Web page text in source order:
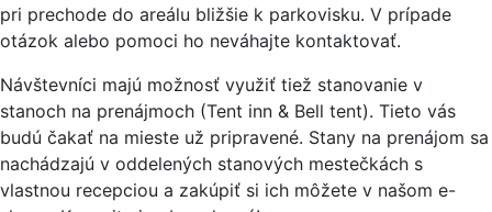
pri prechode do areálu bližšie k parkovisku. V prípade
otázok alebo pomoci ho neváhajte kontaktovať.
Návštevníci majú možnosť využiť tiež stanovanie v
stanoch na prenájmoch (Tent inn & Bell tent). Tieto vás
budú čakať na mieste už pripravené. Stany na prenájom sa
nachádzajú v oddelených stanových mestečkách s
vlastnou recepciou a zakúpiť si ich môžete v našom e-